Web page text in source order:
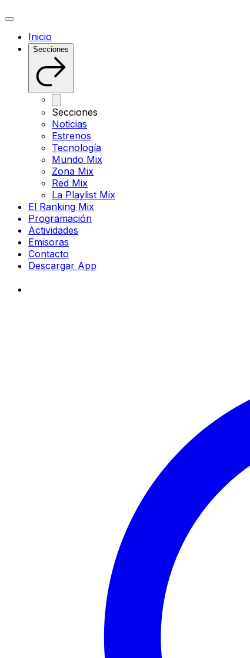
Inicio
Secciones
Secciones
Noticias
Estrenos
Tecnología
Mundo Mix
Zona Mix
Red Mix
La Playlist Mix
El Ranking Mix
Programación
Actividades
Emisoras
Contacto
Descargar App